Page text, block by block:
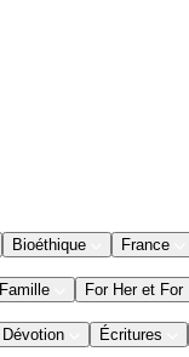
Bioéthique France
Famille For Her et For
Dévotion Écritures